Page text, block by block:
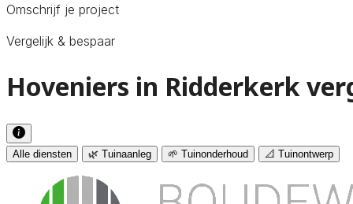
Omschrijf je project
Vergelijk & bespaar
Hoveniers in Ridderkerk
Alle diensten 🌿 Tuinaanleg 🌱 Tuinonderhoud 📐 Tuinontwerp